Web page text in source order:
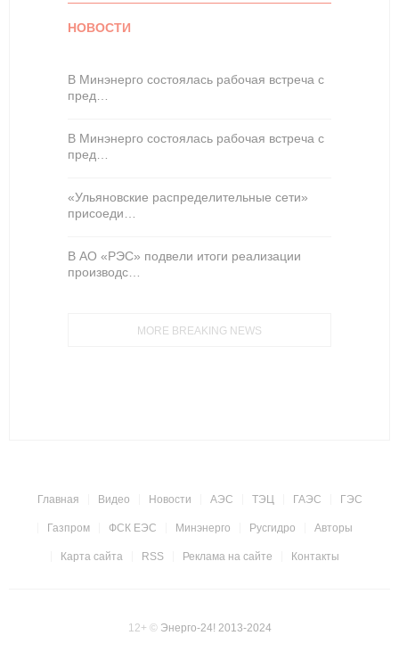
НОВОСТИ
В Минэнерго состоялась рабочая встреча с
пред…
В Минэнерго состоялась рабочая встреча с
пред…
«Ульяновские распределительные сети»
присоеди…
В АО «РЭС» подвели итоги реализации
производс…
MORE BREAKING NEWS
Главная Видео Новости АЭС ТЭЦ ГАЭС ГЭС
Газпром ФСК ЕЭС Минэнерго Русгидро Авторы
Карта сайта RSS Реклама на сайте Контакты
12+ © Энерго-24! 2013-2024